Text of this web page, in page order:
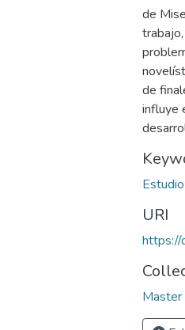
de
de
influye
URI
https://
Master